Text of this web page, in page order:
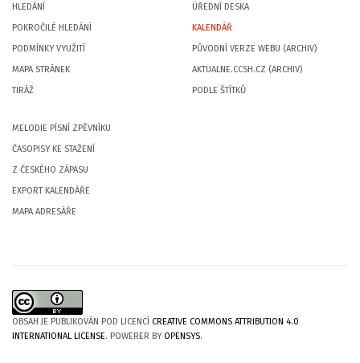
HLEDÁNÍ
POKROČILÉ HLEDÁNÍ
PODMÍNKY VYUŽITÍ
MAPA STRÁNEK
TIRÁŽ
ÚŘEDNÍ DESKA
KALENDÁŘ
PŮVODNÍ VERZE WEBU (ARCHIV)
AKTUALNE.CCSH.CZ (ARCHIV)
PODLE ŠTÍTKŮ
MELODIE PÍSNÍ ZPĚVNÍKU
ČASOPISY KE STAŽENÍ
Z ČESKÉHO ZÁPASU
EXPORT KALENDÁŘE
MAPA ADRESÁŘE
OBSAH JE PUBLIKOVÁN POD LICENCÍ CREATIVE COMMONS ATTRIBUTION 4.0
INTERNATIONAL LICENSE. POWERER BYOPENSYS.